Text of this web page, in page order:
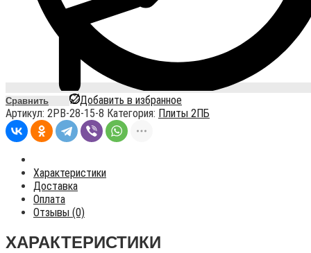
Сравнить
Добавить в избранное
Артикул: 2PB-28-15-8 Категория: Плиты 2ПБ
Характеристики
Доставка
Оплата
Отзывы (0)
ХАРАКТЕРИСТИКИ